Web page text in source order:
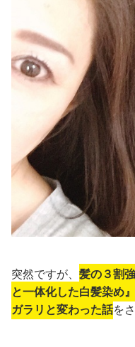
突然ですが、 髪の３割
と一体化した白髪染め
ガラリと変わった話を